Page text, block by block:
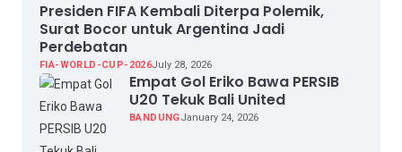
Presiden FIFA Kembali Diterpa Polemik,
Surat Bocor untuk Argentina Jadi
Perdebatan
FIA-WORLD-CUP-2026July 28, 2026
Empat Gol Eriko Bawa PERSIB
U20 Tekuk Bali United
BANDUNGJanuary 24, 2026